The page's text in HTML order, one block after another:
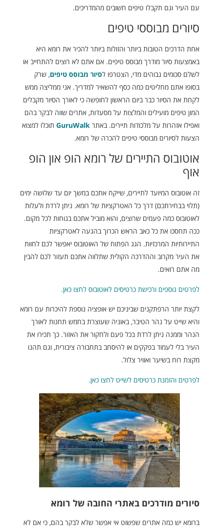
עם העיר וגם תקבלו טיפים חשובים מהמדריכים.
סיורים מבוססי טיפים
אחת הדרכים הטובות ביותר והזולות ביותר להכיר את רומא היא
באמצעות סיור מודרך מבוסס טיפים. אם אתם לא רוצים להתחייב או
לשלם סכומים גבוהים מדי, הצטרפו ל סיור מבוסס טיפים, שרק
בסופו אתם מחליטים כמה כסף להשאיר למדריך. אני ממליצה ממש
לקחת את הסיור כבר ביום הראשון לחופשה כי לאורך הסיור מקבלים
המון טיפים מועילים והמלצות על מסעדות, אתרים שווה לבקר בהם
ואפילו אזהרות על מלכודות תיירים. באתרGuruWalkתוכלו למצוא
הצעות לסיורים מבוססי טיפים להכרה של רומא.
אוטובוס התיירים של רומא הופ און הופ
אוף
זה אוטובוס המיועד לתיירים, שייקח אתכם במשך יום עד שלושה ימים
(תלוי בבחירתכם) דרך כל האטרקציות של רומא. ניתן לרדת ולעלות
לאוטובוס כמה פעמים שרוצים, והוא מוביל אתכם בנוחות לכל מקום.
ככה תחסכו את כל כאב הראש הכרוך בהגעה לאטרקציות
התיירותיות המרכזיות. הגג הפתוח של האוטובוס יאפשר לכם לחוות
את העיר מקרוב וההדרכה הקולית שתלווה אתכם תעזור לכם להבין
מה אתם רואים.
לפרטים נוספים ורכישת כרטיסים לאוטובוס לחצו כאן.
לקצת יותר הרפתקנים שביניכם יש אופציה נוספת להיכרות עם רומא
והיא שייט על נהר הטיבר, באוניה שעוצרת בחמש תחנות לאורך
הנהר וממנה ניתן לרדת בכל פעם ולחקור את האזור. כך תכירו את
העיר בלי לעמוד בפקקים או להיסחב בתחבורה ציבורית, וגם תהנו
מקצת רוח בשיער ואוויר צלול.
לפרטים והזמנת כרטיסים לשייט לחצו כאן.
סיורים מודרכים באתרי החובה של רומא
ברומא יש כמה אתרים שפשוט אי אפשר שלא לבקר בהם, כי אם לא